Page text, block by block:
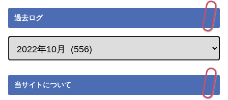
過去ログ
当サイトについて